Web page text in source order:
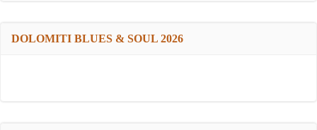
DOLOMITI BLUES & SOUL 2026